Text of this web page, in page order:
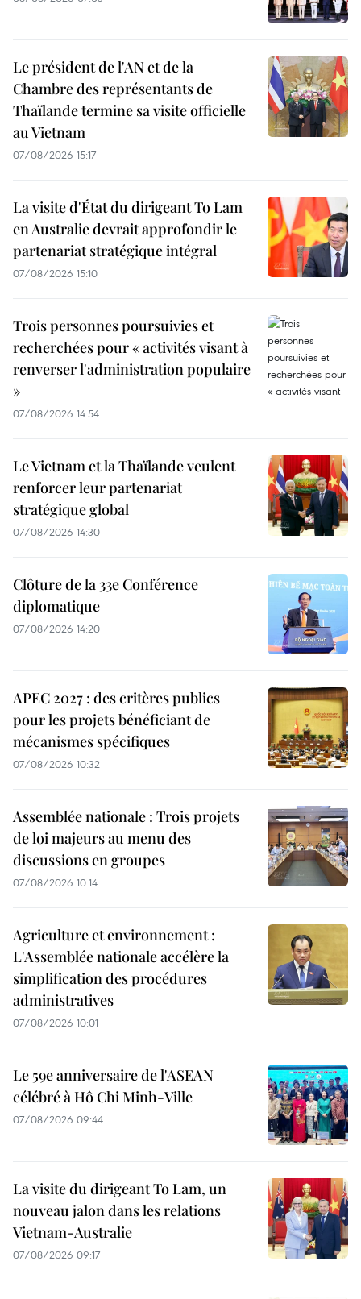
Le président de l'AN et de la
Chambre des représentants de
Thaïlande termine sa visite officielle
au Vietnam
07/08/2026 15:17
La visite d'État du dirigeant To Lam
en Australie devrait approfondir le
partenariat stratégique intégral
07/08/2026 15:10
Trois personnes poursuivies et
recherchées pour « activités visant à
renverser l'administration populaire
»
07/08/2026 14:54
Le Vietnam et la Thaïlande veulent
renforcer leur partenariat
stratégique global
07/08/2026 14:30
Clôture de la 33e Conférence
diplomatique
07/08/2026 14:20
APEC 2027 : des critères publics
pour les projets bénéficiant de
mécanismes spécifiques
07/08/2026 10:32
Assemblée nationale : Trois projets
de loi majeurs au menu des
discussions en groupes
07/08/2026 10:14
Agriculture et environnement :
L'Assemblée nationale accélère la
simplification des procédures
administratives
07/08/2026 10:01
Le 59e anniversaire de l'ASEAN
célébré à Hô Chi Minh-Ville
07/08/2026 09:44
La visite du dirigeant To Lam, un
nouveau jalon dans les relations
Vietnam-Australie
07/08/2026 09:17